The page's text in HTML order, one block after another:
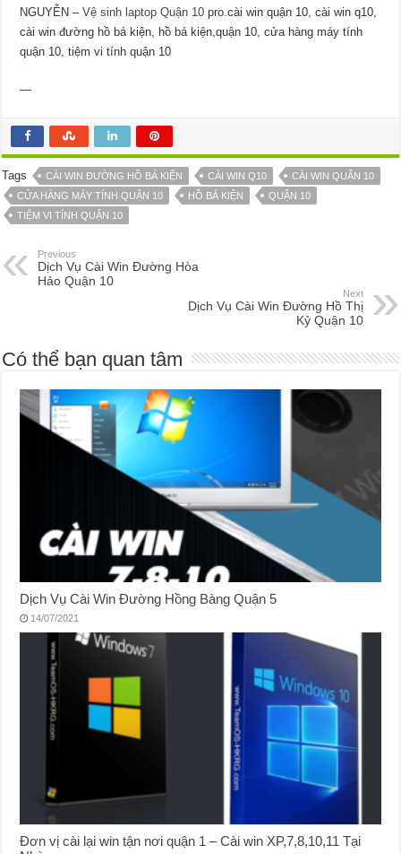
NGUYỄN –Vệ sinh laptop Quận 10 pro.cài win quận 10, cài win q10,
cài win đường hồ bá kiện, hồ bá kiện,quận 10, cửa hàng máy tính
quận 10, tiệm vi tính quận 10
—
Tags CÀI WIN ĐƯỜNG HỒ BÁ KIỆN CÀI WIN Q10
CÀI WIN QUẬN 10
CỬA HÀNG MÁY TÍNH QUẬN 10
HỒ BÁ KIỆN
QUẬN 10
TIỆM VI TÍNH QUẬN 10
Previous
Dịch Vụ Cài Win Đường Hòa
Hảo Quận 10
Next
Dịch Vụ Cài Win Đường Hồ Thị
Kỷ Quận 10
Có thể bạn quan tâm
Dịch Vụ Cài Win Đường Hồng Bàng Quận 5
14/07/2021
Đơn vị cài lại win tận nơi quận 1 – Cài win XP,7,8,10,11 Tại